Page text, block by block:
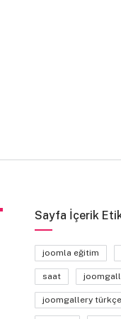
Sayfa İçerik
joomla eğitim
saat
joomgallery türkçe